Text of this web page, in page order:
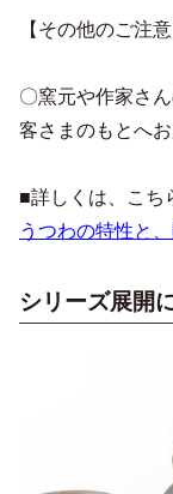
【その他のご注意
〇窯元や作家さ
客さまのもとへ
■詳しくは、こち
うつわの特性と
シリーズ展開